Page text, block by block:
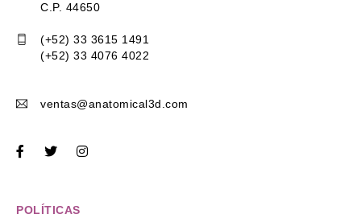
C.P. 44650
(+52) 33 3615 1491
(+52) 33 4076 4022
ventas@anatomical3d.com
POLÍTICAS